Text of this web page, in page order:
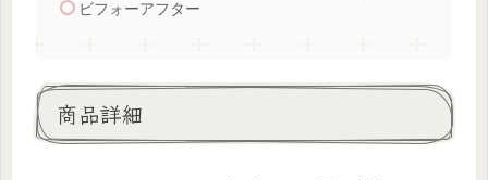
ビフォーアフター
商品詳細